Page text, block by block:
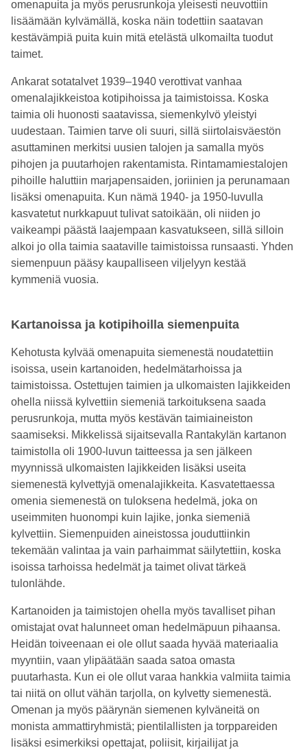
omenapuita ja myös perusrunkoja yleisesti neuvottiin
lisäämään kylvämällä, koska näin todettiin saatavan
kestävämpiä puita kuin mitä etelästä ulkomailta tuodut
taimet.
Ankarat sotatalvet 1939–1940 verottivat vanhaa
omenalajikkeistoa kotipihoissa ja taimistoissa. Koska
taimia oli huonosti saatavissa, siemenkylvö yleistyi
uudestaan. Taimien tarve oli suuri, sillä siirtolaisväestön
asuttaminen merkitsi uusien talojen ja samalla myös
pihojen ja puutarhojen rakentamista. Rintamamiestalojen
pihoille haluttiin marjapensaiden, joriinien ja perunamaan
lisäksi omenapuita. Kun nämä 1940- ja 1950-luvulla
kasvatetut nurkkapuut tulivat satoikään, oli niiden jo
vaikeampi päästä laajempaan kasvatukseen, sillä silloin
alkoi jo olla taimia saataville taimistoissa runsaasti. Yhden
siemenpuun pääsy kaupalliseen viljelyyn kestää
kymmeniä vuosia.
Kartanoissa ja kotipihoilla siemenpuita
Kehotusta kylvää omenapuita siemenestä noudatettiin
isoissa, usein kartanoiden, hedelmätarhoissa ja
taimistoissa. Ostettujen taimien ja ulkomaisten lajikkeiden
ohella niissä kylvettiin siemeniä tarkoituksena saada
perusrunkoja, mutta myös kestävän taimiaineiston
saamiseksi. Mikkelissä sijaitsevalla Rantakylän kartanon
taimistolla oli 1900-luvun taitteessa ja sen jälkeen
myynnissä ulkomaisten lajikkeiden lisäksi useita
siemenestä kylvettyjä omenalajikkeita. Kasvatettaessa
omenia siemenestä on tuloksena hedelmä, joka on
useimmiten huonompi kuin lajike, jonka siemeniä
kylvettiin. Siemenpuiden aineistossa jouduttiinkin
tekemään valintaa ja vain parhaimmat säilytettiin, koska
isoissa tarhoissa hedelmät ja taimet olivat tärkeä
tulonlähde.
Kartanoiden ja taimistojen ohella myös tavalliset pihan
omistajat ovat halunneet oman hedelmäpuun pihaansa.
Heidän toiveenaan ei ole ollut saada hyvää materiaalia
myyntiin, vaan ylipäätään saada satoa omasta
puutarhasta. Kun ei ole ollut varaa hankkia valmiita taimia
tai niitä on ollut vähän tarjolla, on kylvetty siemenestä.
Omenan ja myös päärynän siemenen kylväneitä on
monista ammattiryhmistä; pientilallisten ja torppareiden
lisäksi esimerkiksi opettajat, poliisit, kirjailijat ja